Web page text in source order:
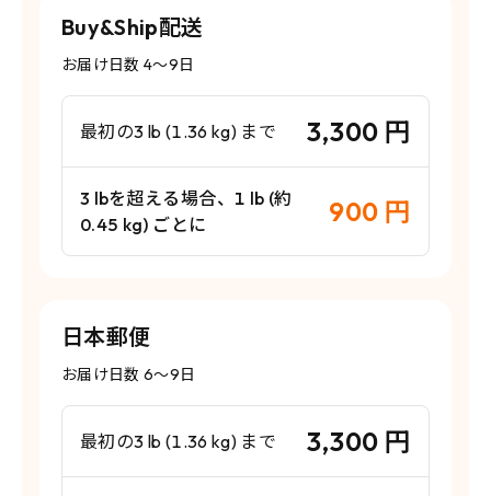
Buy&Ship配送
お届け日数 4〜9日
最初の3 lb (1.36 kg) まで 3,300 円
3 lbを超える場合、1 lb (約
0.45 kg) ごとに
900 円
日本郵便
お届け日数 6〜9日
最初の3 lb (1.36 kg) まで 3,300 円